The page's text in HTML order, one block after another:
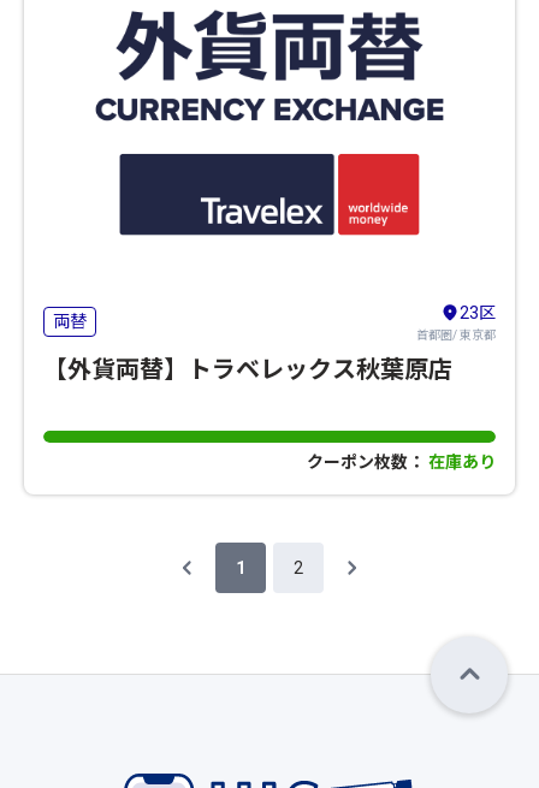
両替 23区
首都圏/ 東京都
【外貨両替】トラベレックス秋葉原店
クーポン枚数： 在庫あり
1 2